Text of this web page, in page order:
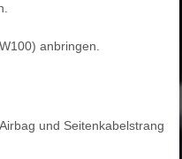
anbringen.
und Seitenkabelstrang